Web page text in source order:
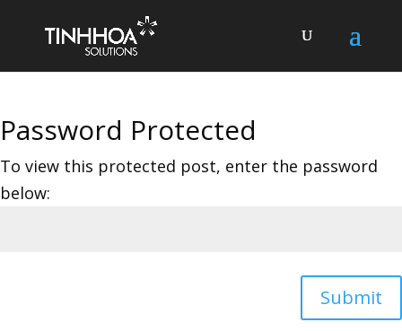
Password Protected
To view this protected post, enter the password
below:
Submit